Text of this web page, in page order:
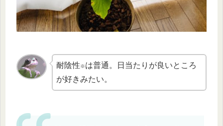
耐陰性※は普通。日当たりが良いところ
が好きみたい。